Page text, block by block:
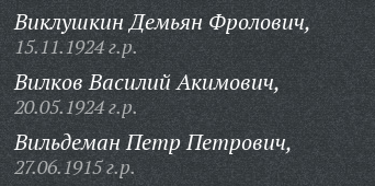
Виклушкин Демьян Фролович,
15.11.1924 г.р.
Вилков Василий Акимович,
20.05.1924 г.р.
Вильдеман Петр Петрович,
27.06.1915 г.р.